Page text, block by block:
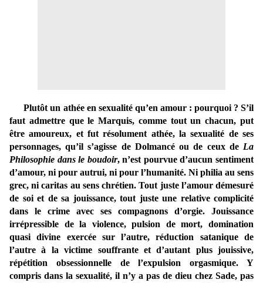
Plutôt un athée en sexualité qu’en amour : pourquoi ? S’il
faut admettre que le Marquis, comme tout un chacun, put
être amoureux, et fut résolument athée, la sexualité de ses
personnages, qu’il s’agisse de Dolmancé ou de ceux de La
Philosophie dans le boudoir, n’est pourvue d’aucun sentiment
d’amour, ni pour autrui, ni pour l’humanité. Ni philia au sens
grec, ni caritas au sens chrétien. Tout juste l’amour démesuré
de soi et de sa jouissance, tout juste une relative complicité
dans le crime avec ses compagnons d’orgie. Jouissance
irrépressible de la violence, pulsion de mort, domination
quasi divine exercée sur l’autre, réduction satanique de
l’autre à la victime souffrante et d’autant plus jouissive,
répétition obsessionnelle de l’expulsion orgasmique. Y
compris dans la sexualité, il n’y a pas de dieu chez Sade, pas